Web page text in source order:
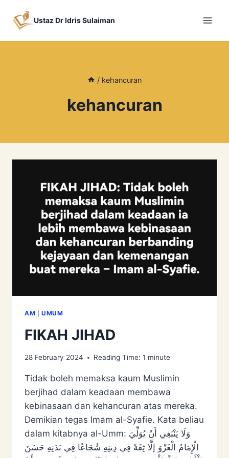
Ustaz Dr Idris Sulaiman
/ kehancuran
kehancuran
AM UMUM
FIKAH JIHAD
28 February 2024 Reading Time: 1 minute
Tidak boleh memaksa kaum Muslimin
berjihad dalam keadaan membawa
kebinasaan dan kehancuran atas mereka.
Demikian tegas Imam al-Syafie. Kata beliau
dalam kitabnya al-Umm: وَلَا ‌يَنْبَغِي ‌أَنْ ‌يُوَلِّيَ
‌الْإِمَامُ ‌الْغَزْوَ إلَّا ثِقَةً فِي دِينِهِ شُجَاعًا فِي بَدَنِهِ حَسَنَ